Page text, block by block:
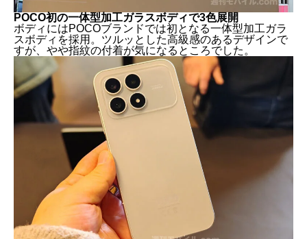
POCO初の一体型加工ガラスボディで3色展開
ボディにはPOCOブランドでは初となる一体型加工ガラ
スボディを採用。ツルッとした高級感のあるデザインで
すが、やや指紋の付着が気になるところでした。